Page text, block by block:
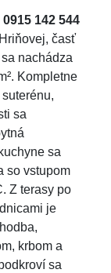
0915 142 544
časť
nachádza
Kompletne
sa
sa
so vstupom
Z terasy po
je
krbom a
sa